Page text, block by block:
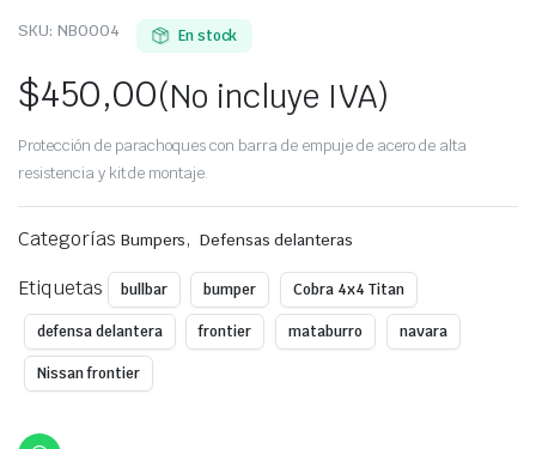
SKU: NB0004 En stock
$450,00(No incluye IVA)
Protección de parachoques con barra de empuje de acero de alta
resistencia y kit de montaje.
Categorías Bumpers, Defensas delanteras
Etiquetas bullbar bumper Cobra 4x4 Titan
defensa delantera frontier mataburro navara
Nissan frontier